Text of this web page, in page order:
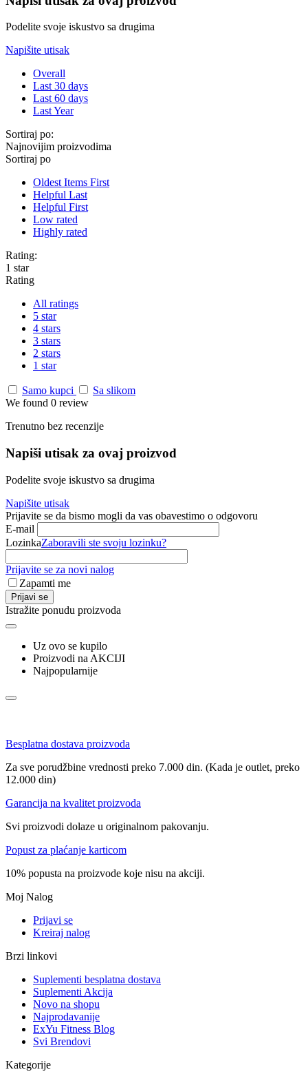
Podelite svoje iskustvo sa drugima
Napišite utisak
Overall
Last 30 days
Last 60 days
Last Year
Sortiraj po:
Najnovijim proizvodima
Sortiraj po
Oldest Items First
Helpful Last
Helpful First
Low rated
Highly rated
Rating:
1 star
Rating
All ratings
5 star
4 stars
3 stars
2 stars
1 star
Samo kupci
Sa slikom
We found 0 review
Trenutno bez recenzije
Napiši utisak za ovaj proizvod
Podelite svoje iskustvo sa drugima
Napišite utisak
Prijavite se da bismo mogli da vas obavestimo o odgovoru
E-mail
LozinkaZaboravili ste svoju lozinku?
Prijavite se za novi nalog
Zapamti me
Prijavi se
Istražite ponudu proizvoda
Uz ovo se kupilo
Proizvodi na AKCIJI
Najpopularnije
Besplatna dostava proizvoda
Za sve porudžbine vrednosti preko 7.000 din. (Kada je outlet, preko
12.000 din)
Garancija na kvalitet proizvoda
Svi proizvodi dolaze u originalnom pakovanju.
Popust za plaćanje karticom
10% popusta na proizvode koje nisu na akciji.
Moj Nalog
Prijavi se
Kreiraj nalog
Brzi linkovi
Suplementi besplatna dostava
Suplementi Akcija
Novo na shopu
Najprodavanije
ExYu Fitness Blog
Svi Brendovi
Kategorije